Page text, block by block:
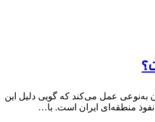
به‌نوعی عمل می‌کند که گویی دلیل این
منطقه‌ای ایران است. با…